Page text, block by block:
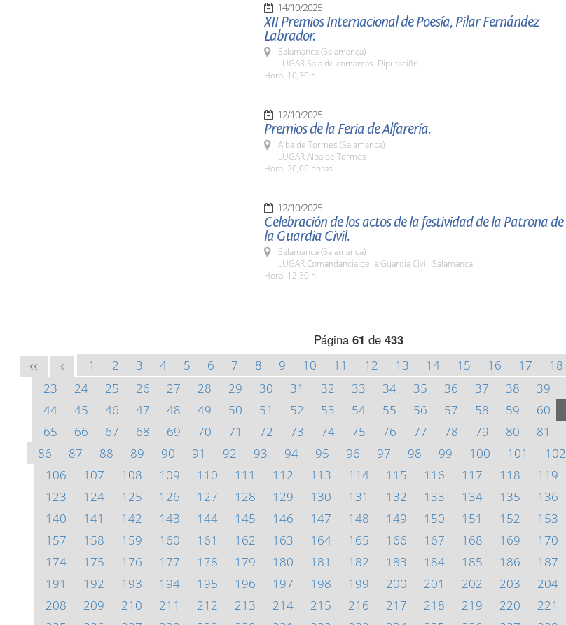
14/10/2025
XII Premios Internacional de Poesía, Pilar Fernández
Labrador.
Salamanca (Salamanca)
LUGAR Sala de comarcas. Diputación
Hora: 10,30 h.
12/10/2025
Premios de la Feria de Alfarería.
Alba de Tormes (Salamanca)
LUGAR Alba de Tormes
Hora: 20,00 horas
12/10/2025
Celebración de los actos de la festividad de la Patrona de
la Guardia Civil.
Salamanca (Salamanca)
LUGAR Comandancia de la Guardia Civil. Salamanca.
Hora: 12.30 h.
Página 61 de 433
<< < 1 2 3 4 5 6 7 8 9 10 11 12 13 14 15 16 17 18
23
24 25 26 27 28 29 30 31 32 33 34 35 36 37 38 39
44
45 46 47 48 49 50 51 52 53 54 55 56 57 58 59 60
65
66 67 68 69 70 71 72 73 74 75 76 77 78 79 80 81
86
87 88 89 90 91 92 93 94 95 96 97 98 99 100 101 102
106
107 108 109 110 111 112 113 114 115 116 117 118 119
123
124 125 126 127 128 129 130 131 132 133 134 135 136
140
141 142 143 144 145 146 147 148 149 150 151 152 153
157
158 159 160 161 162 163 164 165 166 167 168 169 170
174
175 176 177 178 179 180 181 182 183 184 185 186 187
191
192 193 194 195 196 197 198 199 200 201 202 203 204
208
209 210 211 212 213 214 215 216 217 218 219 220 221